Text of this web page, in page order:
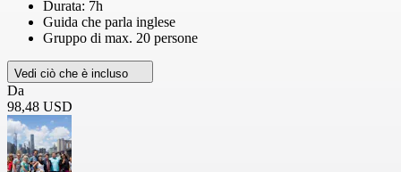
Durata: 7h
Guida che parla inglese
Gruppo di max. 20 persone
Vedi ciò che è incluso
Da
98,48 USD